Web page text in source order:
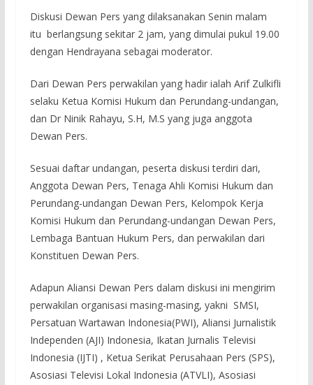
Diskusi Dewan Pers yang dilaksanakan Senin malam
itu berlangsung sekitar 2 jam, yang dimulai pukul 19.00
dengan Hendrayana sebagai moderator.
Dari Dewan Pers perwakilan yang hadir ialah Arif Zulkifli
selaku Ketua Komisi Hukum dan Perundang-undangan,
dan Dr Ninik Rahayu, S.H, M.S yang juga anggota
Dewan Pers.
Sesuai daftar undangan, peserta diskusi terdiri dari,
Anggota Dewan Pers, Tenaga Ahli Komisi Hukum dan
Perundang-undangan Dewan Pers, Kelompok Kerja
Komisi Hukum dan Perundang-undangan Dewan Pers,
Lembaga Bantuan Hukum Pers, dan perwakilan dari
Konstituen Dewan Pers.
Adapun Aliansi Dewan Pers dalam diskusi ini mengirim
perwakilan organisasi masing-masing, yakni SMSI,
Persatuan Wartawan Indonesia(PWI), Aliansi Jurnalistik
Independen (AJI) Indonesia, Ikatan Jurnalis Televisi
Indonesia (IJTI) , Ketua Serikat Perusahaan Pers (SPS),
Asosiasi Televisi Lokal Indonesia (ATVLI), Asosiasi